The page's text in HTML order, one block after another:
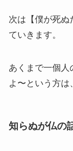
次は【僕が死ぬ
ていきます。
あくまで一個人
よ〜という方は
知らぬが仏の